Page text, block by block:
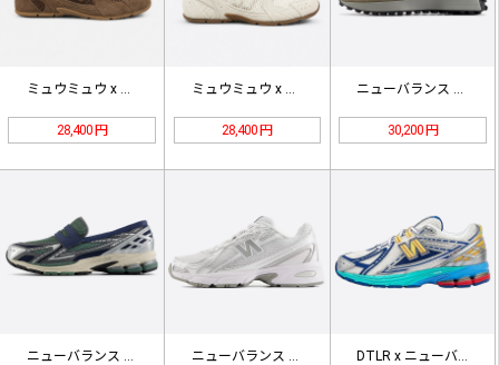
28,400 円 28,400 円 30,200 円
ニューバランス 1906L ダークジ… ニューバランス U740WM2 ホワ… DTLR x ニューバランス U19…